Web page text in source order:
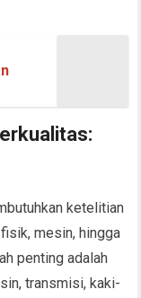
ketelitian
mesin, hingga
penting adalah
transmisi, kaki-